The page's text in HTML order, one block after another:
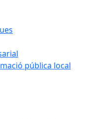
pública local